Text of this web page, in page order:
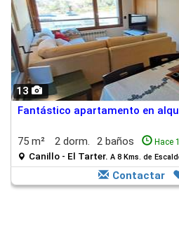
13
Fantástico apartamento en
75 m² 2 dorm. 2 baños Hace
Canillo - El Tarter. A 8 Kms. de
Contactar